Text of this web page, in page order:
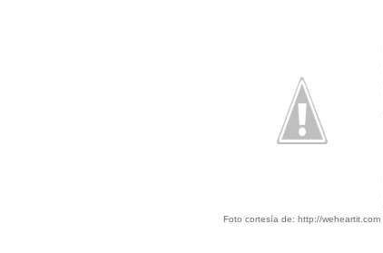
Foto cortesía de: http://weheartit.com